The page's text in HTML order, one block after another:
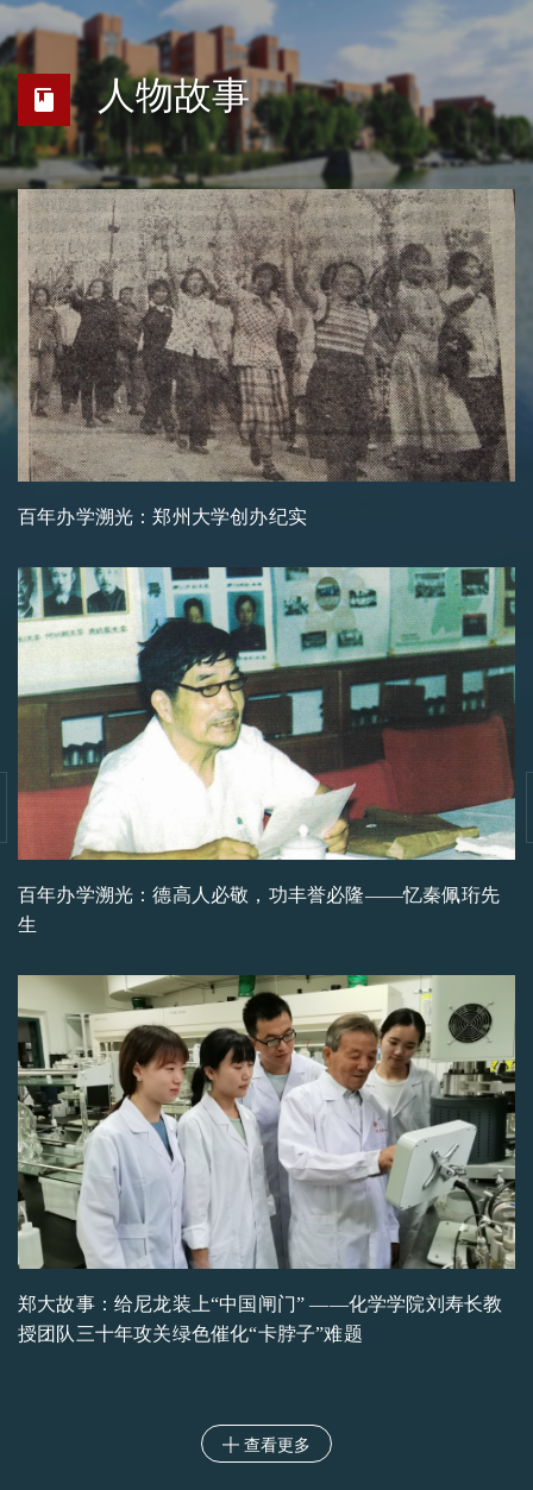
人物故事
百年办学溯光：郑州大学创办纪实
百年办学溯光：德高人必敬，功丰誉必隆——忆秦佩珩先
生
郑大故事：给尼龙装上“中国闸门” ——化学学院刘寿长教
授团队三十年攻关绿色催化“卡脖子”难题
 查看更多